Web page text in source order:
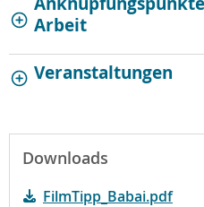
Arbeit
Veranstaltungen
Downloads
FilmTipp_Babai.pdf